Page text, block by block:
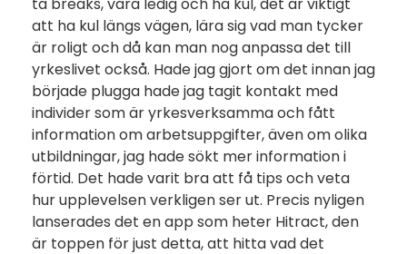
att ha kul längs vägen, lära sig vad man tycker
är roligt och då kan man nog anpassa det till
yrkeslivet också. Hade jag gjort om det innan jag
började plugga hade jag tagit kontakt med
individer som är yrkesverksamma och fått
information om arbetsuppgifter, även om olika
utbildningar, jag hade sökt mer information i
förtid. Det hade varit bra att få tips och veta
hur upplevelsen verkligen ser ut. Precis nyligen
lanserades det en app som heter Hitract, den
är toppen för just detta, att hitta vad det